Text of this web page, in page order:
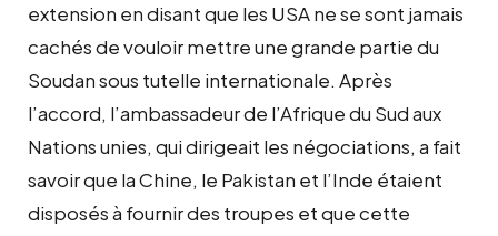
extension en disant que les USA ne se sont jamais
cachés de vouloir mettre une grande partie du
Soudan sous tutelle internationale. Après
l’accord, l’ambassadeur de l’Afrique du Sud aux
Nations unies, qui dirigeait les négociations, a fait
savoir que la Chine, le Pakistan et l’Inde étaient
disposés à fournir des troupes et que cette